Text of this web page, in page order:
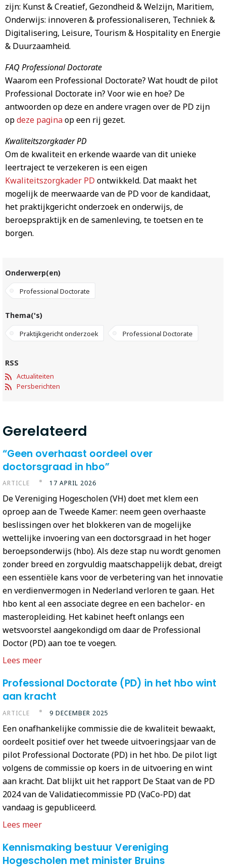
zijn: Kunst & Creatief, Gezondheid & Welzijn, Maritiem,
Onderwijs: innoveren & professionaliseren, Techniek &
Digitalisering, Leisure, Tourism & Hospitality en Energie
& Duurzaamheid.
FAQ Professional Doctorate
Waarom een Professional Doctorate? Wat houdt de pilot
Professional Doctorate in? Voor wie en hoe? De
antwoorden op deze en andere vragen over de PD zijn
opdeze paginaop een rij gezet.
Kwaliteitszorgkader PD
Om de kwaliteit en erkende waarde van dit unieke
leertraject te verzekeren is een eigen
Kwaliteitszorgkader PD ontwikkeld. Dat maakt het
mogelijk de meerwaarde van de PD voor de kandidaat,
het praktijkgericht onderzoek en onderwijs, de
beroepspraktijk en de samenleving, te toetsen en te
borgen.
Onderwerp(en)
Professional Doctorate
Thema('s)
Praktijkgericht onderzoek Professional Doctorate
RSS
Actualiteiten
Persberichten
Gerelateerd
“Geen overhaast oordeel over
doctorsgraad in hbo”
ARTICLE 17 APRIL 2026
De Vereniging Hogescholen (VH) doet met klem een
oproep aan de Tweede Kamer: neem geen overhaaste
beslissingen over het blokkeren van de mogelijke
wettelijke invoering van een doctorsgraad in het hoger
beroepsonderwijs (hbo). Als deze stap nu wordt genomen
zonder breed en zorgvuldig maatschappelijk debat, dreigt
een essentiële kans voor de verbetering van het innovatie
en verdienvermogen in Nederland verloren te gaan. Het
hbo kent al een associate degree en een bachelor- en
masteropleiding. Het kabinet heeft onlangs een
wetsvoorstel aangekondigd om daar de Professional
Doctor (PD) aan toe te voegen.
Lees meer
Professional Doctorate (PD) in het hbo wint
aan kracht
ARTICLE 9 DECEMBER 2025
Een onafhankelijke commissie die de kwaliteit bewaakt,
oordeelt positief over het tweede uitvoeringsjaar van de
pilot Professional Doctorate (PD) in het hbo. De pilot ligt
volgens de commissie op koers in de uitvoering en wint
aan kracht. Dat blijkt uit het rapport De Staat van de PD
2024 van de Validatiecommissie PD (VaCo-PD) dat
vandaag is gepubliceerd.
Lees meer
Kennismaking bestuur Vereniging
Hogescholen met minister Bruins